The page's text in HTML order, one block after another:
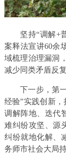
坚持“调解+
案释法宣讲60余
域梳理治理漏洞
减少同类矛盾反复
下一步，第
经验”实践创新
调解阵地、迭代
难纠纷攻坚、源
纠纷就地化解、
务师市社会大局